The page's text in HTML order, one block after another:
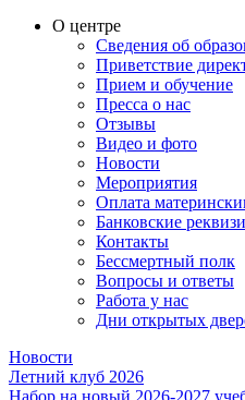
О центре
Сведения об
Приветствие
Прием и обучение
Пресса о нас
Отзывы
Видео и фото
Новости
Мероприятия
Оплата
Банковские
Контакты
Бессмертный полк
Вопросы и ответы
Работа у нас
Дни открытых
Новости
Летний клуб 2026